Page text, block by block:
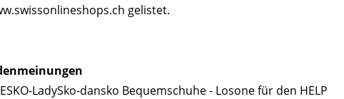
gelistet.
LadySko-dansko Bequemschuhe - Losone für den HELP